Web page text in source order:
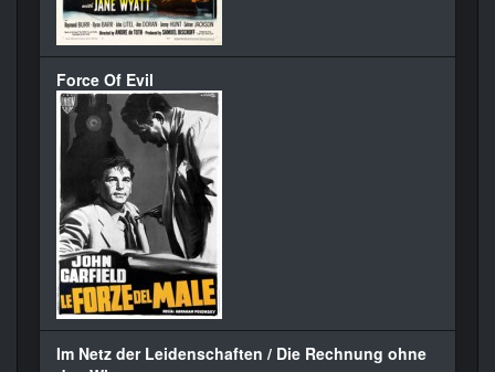
Force Of Evil
Im Netz der Leidenschaften / Die Rechnung ohne